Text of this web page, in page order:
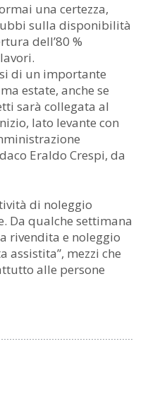
una certezza,
sulla disponibilità
dell’80 %
di un importante
estate, anche se
sarà collegata al
lato levante con
Eraldo Crespi, da
di noleggio
Da qualche settimana
rivendita e noleggio
assistita”, mezzi che
alle persone